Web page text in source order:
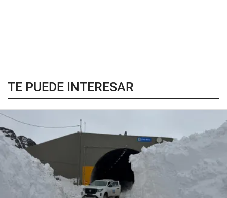
TE PUEDE INTERESAR